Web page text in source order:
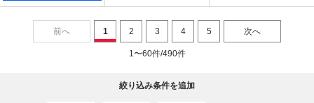
前へ 1 2 3 4 5 次へ
1〜60件/490件
絞り込み条件を追加